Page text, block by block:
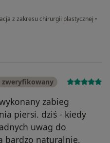
z zakresu chirurgii plastycznej •
zweryfikowany
zabieg
piersi. dziś - kiedy
uwag do
bardzo naturalnie,